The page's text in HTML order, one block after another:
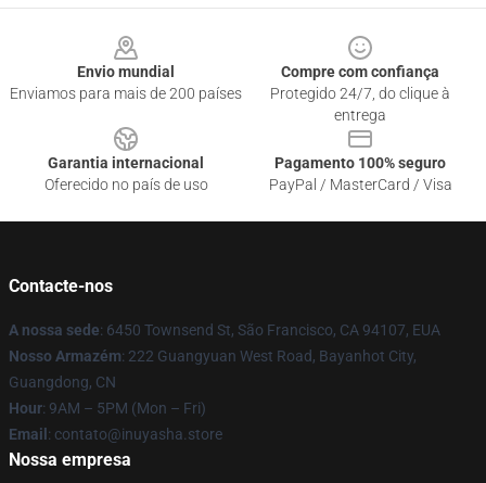
Envio mundial
Enviamos para mais de 200 países
Compre com confiança
Protegido 24/7, do clique à
entrega
Garantia internacional
Oferecido no país de uso
Pagamento 100% seguro
PayPal / MasterCard / Visa
Contacte-nos
A nossa sede: 6450 Townsend St, São Francisco, CA 94107, EUA
Nosso Armazém: 222 Guangyuan West Road, Bayanhot City,
Guangdong, CN
Hour: 9AM – 5PM (Mon – Fri)
Email : contato@inuyasha.store
Nossa empresa